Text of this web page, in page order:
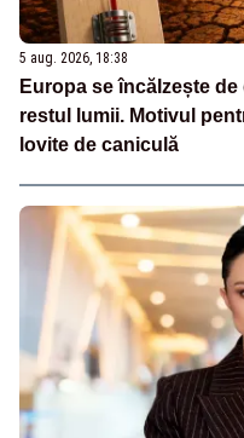
5 aug. 2026, 18:38
Europa se încălzește
restul lumii. Motivul
lovite de caniculă